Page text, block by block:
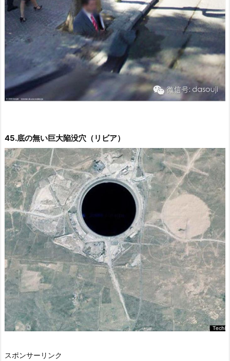
45.底の無い巨大陥没穴（リビア）
スポンサーリンク